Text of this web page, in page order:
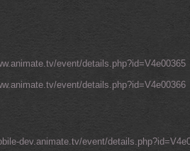
event/details.php?id=V4e00365
event/details.php?id=V4e00366
dev.animate.tv/event/